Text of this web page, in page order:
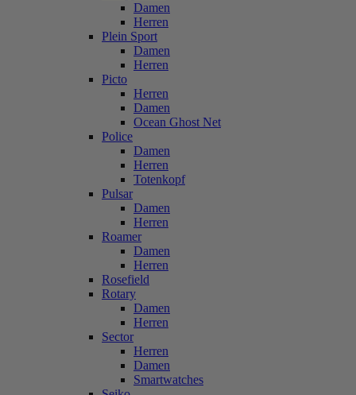
Damen
Herren
Plein Sport
Damen
Herren
Picto
Herren
Damen
Ocean Ghost Net
Police
Damen
Herren
Totenkopf
Pulsar
Damen
Herren
Roamer
Damen
Herren
Rosefield
Rotary
Damen
Herren
Sector
Herren
Damen
Smartwatches